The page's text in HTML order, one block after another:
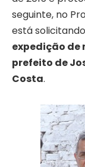
seguinte, no
está
expedição de
prefeito de
Costa.